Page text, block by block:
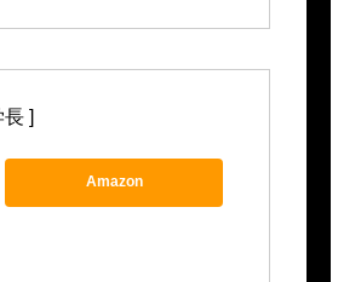
]
Amazon